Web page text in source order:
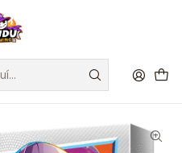
GRATIS a Regiones sobre
Competitivos
Galaxia el Remix - Español